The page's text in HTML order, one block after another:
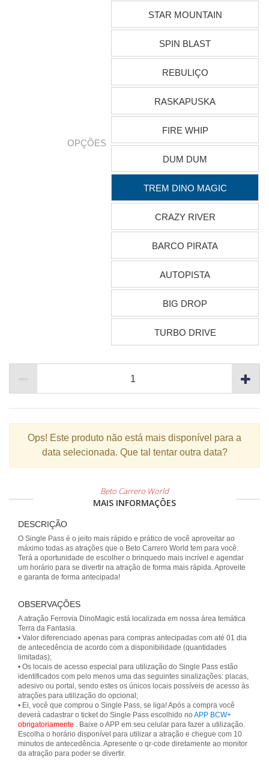
OPÇÕES
STAR MOUNTAIN
SPIN BLAST
REBULIÇO
RASKAPUSKA
FIRE WHIP
DUM DUM
TREM DINO MAGIC
CRAZY RIVER
BARCO PIRATA
AUTOPISTA
BIG DROP
TURBO DRIVE
Ops! Este produto não está mais disponível para a
data selecionada. Que tal tentar outra data?
Beto Carrero World
MAIS INFORMAÇÕES
DESCRIÇÃO
O Single Pass é o jeito mais rápido e prático de você aproveitar ao
máximo todas as atrações que o Beto Carrero World tem para você.
Terá a oportunidade de escolher o brinquedo mais incrível e agendar
um horário para se divertir na atração de forma mais rápida. Aproveite
e garanta de forma antecipada!
OBSERVAÇÕES
A atração Ferrovia DinoMagic está localizada em nossa área temática
Terra da Fantasia.
• Valor diferenciado apenas para compras antecipadas com até 01 dia
de antecedência de acordo com a disponibilidade (quantidades
limitadas);
• Os locais de acesso especial para utilização do Single Pass estão
identificados com pelo menos uma das seguintes sinalizações: placas,
adesivo ou portal, sendo estes os únicos locais possíveis de acesso às
atrações para utilização do opcional;
• Ei, você que comprou o Single Pass, se liga! Após a compra você
deverá cadastrar o ticket do Single Pass escolhido no APP BCW+
obrigatoriamente . Baixe o APP em seu celular para fazer a utilização.
Escolha o horário disponível para utilizar a atração e chegue com 10
minutos de antecedência. Apresente o qr-code diretamente ao monitor
da atração para poder se divertir.